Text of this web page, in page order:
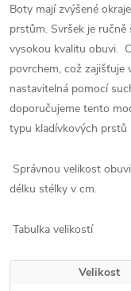
Boty mají zvýšené
prstům. Svršek je
vysokou kvalitu obuvi.
povrchem, což zajišťuje
nastavitelná pomocí
doporučujeme tento
typu kladívkových
Správnou velikost
délku stélky v cm.
Tabulka velikostí
Velikost